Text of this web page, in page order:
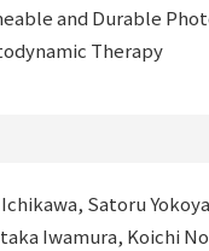
and Durable
Therapy
Satoru
Iwamura, Koichi